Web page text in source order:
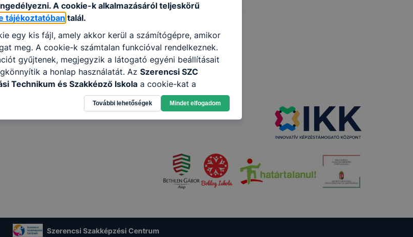
Szerencsi Szakképzési Centrum
A cookie-k alkalmazásáról teljeskörű
tájékoztatóban talál.
egy kis fájl, amely akkor kerül a számítógépre, amikor
meg. A cookie-k számtalan funkcióval rendelkeznek.
gyűjtenek, megjegyzik a látogató egyéni beállításait
a honlap használatát. Az Szerencsi SZC
Technikum és Szakképző Iskola a cookie-kat a
információ gyűjtése azzal kapcsolatban, hogyan
-annak felmérésével, hogy a honlap melyik részeit
leginkább, így megtudhatjuk, hogyan biztosítsunk Önnek
engedélyezi a cookie-k beállításának a változtatását. A
automatikusan elfogadja a cookie-kat, de
Felhívjuk figyelmét, hogy mivel a cookie-k
nem lesznek képesek honlapunk funkcióinak
vagy a honlap a tervezettől eltérően fog működni
További lehetőségek Mindet elfogadom